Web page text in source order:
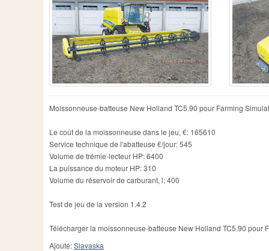
Moissonneuse-batteuse New Holland TC5.90 pour Farming
Le coût de la moissonneuse dans le jeu, €: 165610
Service technique de l'abatteuse €/jour: 545
Volume de trémie-lecteur HP: 6400
La puissance du moteur HP: 310
Volume du réservoir de carburant, l: 400
Test de jeu de la version 1.4.2
Télécharger la moissonneuse-batteuse New Holland TC5.90
Ajouté:Slavaska